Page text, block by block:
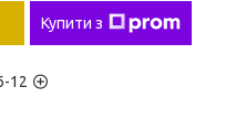
Купити з
12